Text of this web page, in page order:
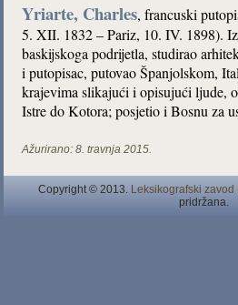
Yriarte, Charles, francuski
5. XII. 1832 – Pariz, 10. IV. 1898).
baskijskoga podrijetla, studirao
i putopisac, putovao Španjolskom,
krajevima slikajući i opisujući ljude,
Istre do Kotora; posjetio i Bosnu za
Ažurirano: 8. travnja 2015.
Copyright © 2013. Leksikografski
pridržana.